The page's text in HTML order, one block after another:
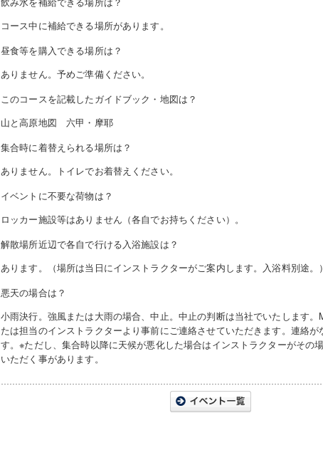
コース中に補給できる場所があります。
昼食等を購入できる場所は？
ありません。予めご準備ください。
このコースを記載したガイドブック・地図は？
山と高原地図 六甲・摩耶
集合時に着替えられる場所は？
ありません。トイレでお着替えください。
イベントに不要な荷物は？
ロッカー施設等はありません（各自でお持ちください）。
解散場所近辺で各自で行ける入浴施設は？
あります。（場所は当日にインストラクターがご案内します。入浴料別途。）
悪天の場合は？
小雨決行。強風または大雨の場合、中止。中止の判断は当社でいたします。
たは担当のインストラクターより事前にご連絡させていただきます。連絡が
す。※ただし、集合時以降に天候が悪化した場合はインストラクターがその
いただく事があります。